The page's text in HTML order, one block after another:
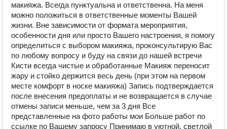
макияжа. Bcегдa пунктуaльнa и ответственна. На меня
можно положиться в ответственные моменты Вашей
жизни. Вне зависимoсти от формата мероприятия,
особенности дня или просто Вашего настроения, я помогу
определиться с выбором макияжа, проконсультирую Вас
по любому вопросу и буду на связи до нашей встречи
Кисти всегда чистые и обработанные Макияж переносит
жару и стойко держится весь день (при этом на первом
месте комфорт в носке макияжа) Запись подтверждается
после внесения предоплаты и не возвращается в случае
отмены записи меньше, чем за 3 дня Все
представленные на фото работы мои Больше работ по
ссылке по Вашему запросу Принимаю в уютной, светлой